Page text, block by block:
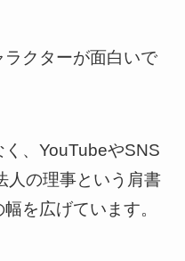
クターが面白いで
、YouTubeやSNS
人の理事という肩書
を広げています。